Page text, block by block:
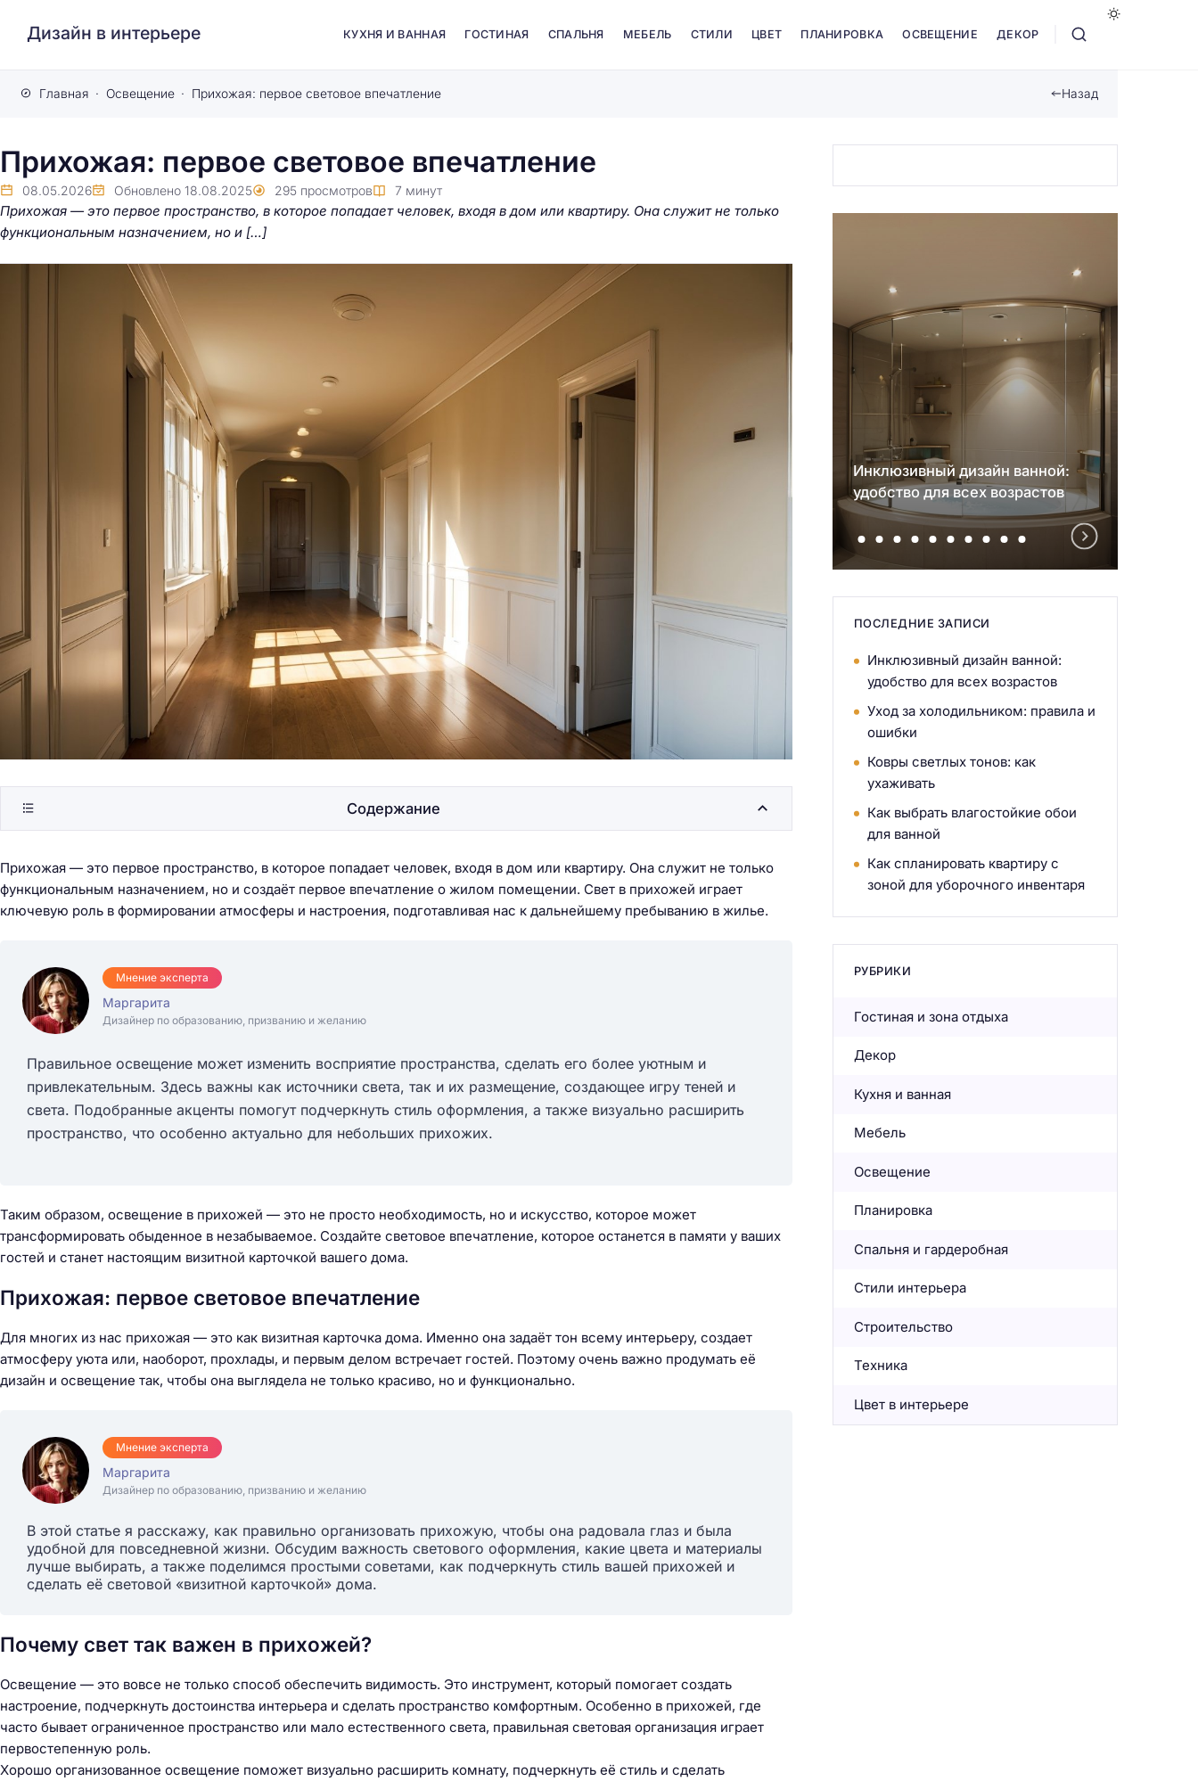
Дизайн в интерьере КУХНЯ И ВАННАЯ ГОСТИНАЯ СПАЛЬНЯ МЕБЕЛЬ СТИЛИ ЦВЕТ ПЛАНИРОВКА ОСВЕЩЕНИЕ ДЕКОР
Главная Освещение Прихожая: первое световое впечатление Назад
Прихожая: первое световое впечатление
08.05.2026 Обновлено 18.08.2025 295 просмотров 7 минут
Прихожая — это первое пространство, в которое попадает человек, входя в дом или квартиру. Она служит не только
функциональным назначением, но и […]
Прихожая — это первое пространство, в которое попадает человек, входя в дом или квартиру. Она служит не только
функциональным назначением, но и создаёт первое впечатление о жилом помещении. Свет в прихожей играет
ключевую роль в формировании атмосферы и настроения, подготавливая нас к дальнейшему пребыванию в жилье.
Мнение эксперта
Маргарита
Дизайнер по образованию, призванию и желанию
Правильное освещение может изменить восприятие пространства, сделать его более уютным и
привлекательным. Здесь важны как источники света, так и их размещение, создающее игру теней и
света. Подобранные акценты помогут подчеркнуть стиль оформления, а также визуально расширить
пространство, что особенно актуально для небольших прихожих.
Таким образом, освещение в прихожей — это не просто необходимость, но и искусство, которое может
трансформировать обыденное в незабываемое. Создайте световое впечатление, которое останется в памяти у ваших
гостей и станет настоящим визитной карточкой вашего дома.
Прихожая: первое световое впечатление
Для многих из нас прихожая — это как визитная карточка дома. Именно она задаёт тон всему интерьеру, создает
атмосферу уюта или, наоборот, прохлады, и первым делом встречает гостей. Поэтому очень важно продумать её
дизайн и освещение так, чтобы она выглядела не только красиво, но и функционально.
Мнение эксперта
Маргарита
Дизайнер по образованию, призванию и желанию
В этой статье я расскажу, как правильно организовать прихожую, чтобы она радовала глаз и была
удобной для повседневной жизни. Обсудим важность светового оформления, какие цвета и материалы
лучше выбирать, а также поделимся простыми советами, как подчеркнуть стиль вашей прихожей и
сделать её световой «визитной карточкой» дома.
Почему свет так важен в прихожей?
Освещение — это вовсе не только способ обеспечить видимость. Это инструмент, который помогает создать
настроение, подчеркнуть достоинства интерьера и сделать пространство комфортным. Особенно в прихожей, где
часто бывает ограниченное пространство или мало естественного света, правильная световая организация играет
первостепенную роль.
Хорошо организованное освещение поможет визуально расширить комнату, подчеркнуть её стиль и сделать
Содержание
Как определить стиль
интерьера по любимой мебели
Видеодомофоны с
распознаванием лиц
Инклюзивный дизайн ванной:
удобство для всех возрастов
ПОСЛЕДНИЕ ЗАПИСИ
Инклюзивный дизайн ванной:
удобство для всех возрастов
Уход за холодильником: правила и
ошибки
Ковры светлых тонов: как
ухаживать
Как выбрать влагостойкие обои
для ванной
Как спланировать квартиру с
зоной для уборочного инвентаря
РУБРИКИ
Гостиная и зона отдыха
Декор
Кухня и ванная
Мебель
Освещение
Планировка
Спальня и гардеробная
Стили интерьера
Строительство
Техника
Цвет в интерьере